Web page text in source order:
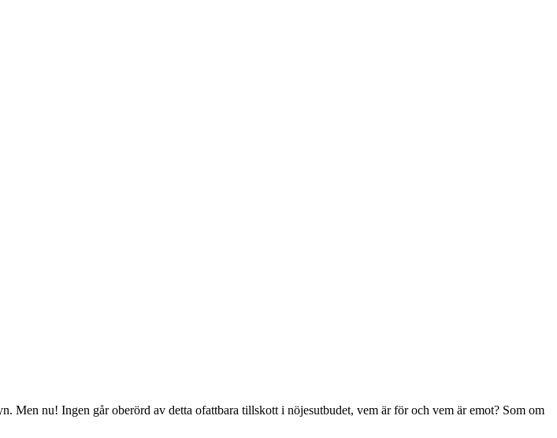
nu! Ingen går oberörd av detta ofattbara tillskott i nöjesutbudet, vem är för och vem är emot? Som om